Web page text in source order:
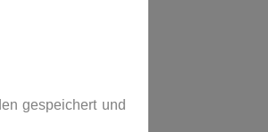
gespeichert und